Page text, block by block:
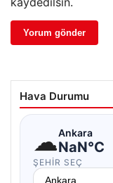
Hava Durumu
☁Ankara
NaN°C
ŞEHIR SEÇ